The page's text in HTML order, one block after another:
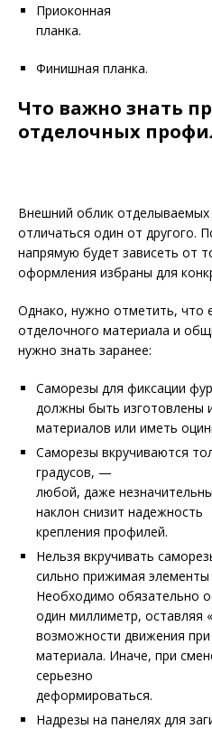
Приоконная
планка.
Финишная планка.
Что важно знать
отделочных
Внешний облик
отличаться один от другого.
напрямую будет зависеть от
оформления избраны для
Однако, нужно отметить, что
отделочного материала и
нужно знать заранее:
Саморезы для фиксации
должны быть изготовлены
материалов или иметь
Саморезы вкручиваются
градусов, —
любой, даже
наклон снизит надежность
крепления профилей.
Нельзя вкручивать
сильно прижимая
Необходимо обязательно
один миллиметр, оставляя
возможности движения
материала. Иначе, при
серьезно
деформироваться.
Надрезы на панелях для